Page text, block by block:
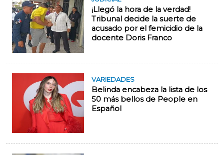
¡Llegó la hora de la verdad!
Tribunal decide la suerte de
acusado por el femicidio de la
docente Doris Franco
VARIEDADES
Belinda encabeza la lista de los
50 más bellos de People en
Español